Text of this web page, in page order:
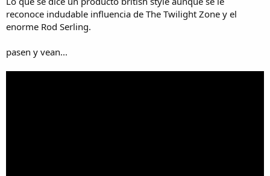
reconoce indudable influencia de The Twilight Zone y el
enorme Rod Serling.
pasen y vean...